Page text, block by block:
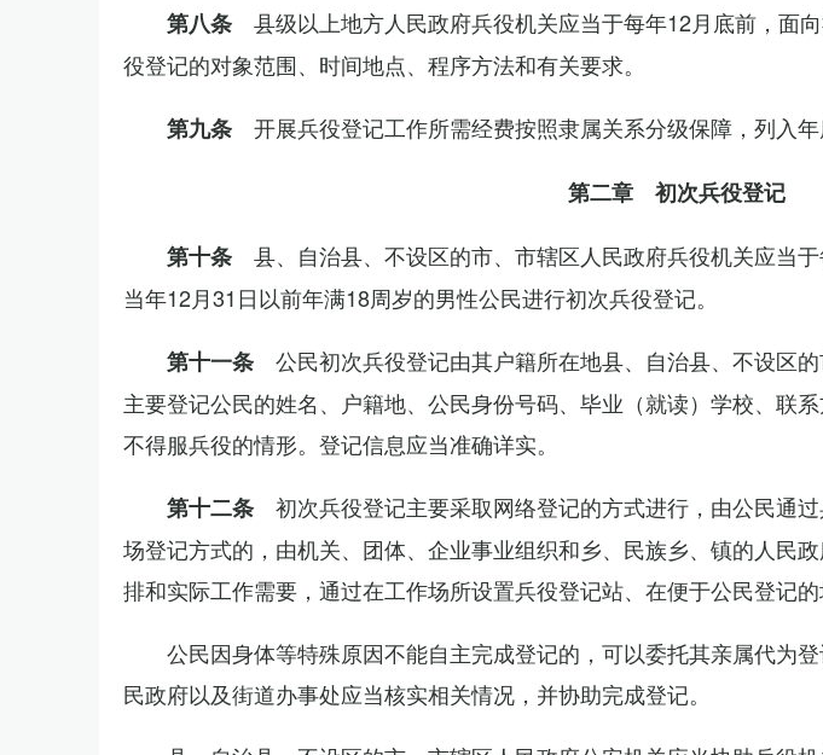
第八条 县级以上地方人民政府兵役机关应当于每年12月底前，面
役登记的对象范围、时间地点、程序方法和有关要求。
第九条 开展兵役登记工作所需经费按照隶属关系分级保障，列入年
第二章 初次兵役登记
第十条 县、自治县、不设区的市、市辖区人民政府兵役机关应当
当年12月31日以前年满18周岁的男性公民进行初次兵役登记。
第十一条 公民初次兵役登记由其户籍所在地县、自治县、不设区
主要登记公民的姓名、户籍地、公民身份号码、毕业（就读）学校、联系
不得服兵役的情形。登记信息应当准确详实。
第十二条 初次兵役登记主要采取网络登记的方式进行，由公民通
场登记方式的，由机关、团体、企业事业组织和乡、民族乡、镇的人民
排和实际工作需要，通过在工作场所设置兵役登记站、在便于公民登记的
公民因身体等特殊原因不能自主完成登记的，可以委托其亲属代为
民政府以及街道办事处应当核实相关情况，并协助完成登记。